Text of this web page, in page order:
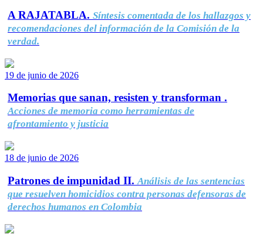
A RAJATABLA. Síntesis comentada de los hallazgos y
recomendaciones del información de la Comisión de la
verdad.
19 de junio de 2026
Memorias que sanan, resisten y transforman .
Acciones de memoria como herramientas de
afrontamiento y justicia
18 de junio de 2026
Patrones de impunidad II. Análisis de las sentencias
que resuelven homicidios contra personas defensoras de
derechos humanos en Colombia